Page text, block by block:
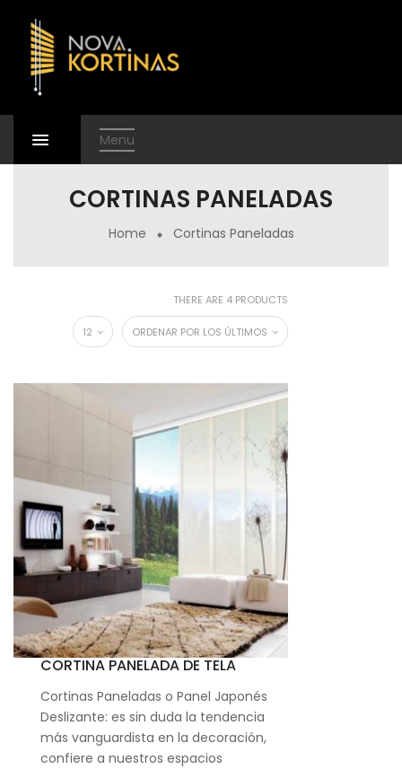
Menu
CORTINAS PANELADAS
Home Cortinas Paneladas
THERE ARE 4 PRODUCTS
ORDENAR POR LOS ÚLTIMOS
12
CORTINA PANELADA DE TELA
Cortinas Paneladas o Panel Japonés
Deslizante: es sin duda la tendencia
más vanguardista en la decoración,
confiere a nuestros espacios